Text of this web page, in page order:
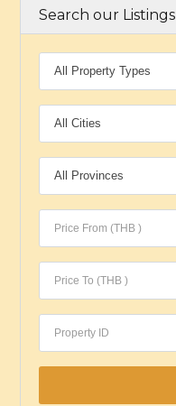
Search our Listings